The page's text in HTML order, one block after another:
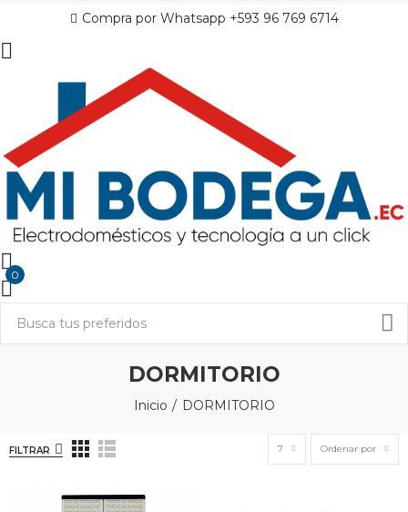
Compra por Whatsapp +593 96 769 6714
0
DORMITORIO
Inicio DORMITORIO
FILTRAR 7 Ordenar por